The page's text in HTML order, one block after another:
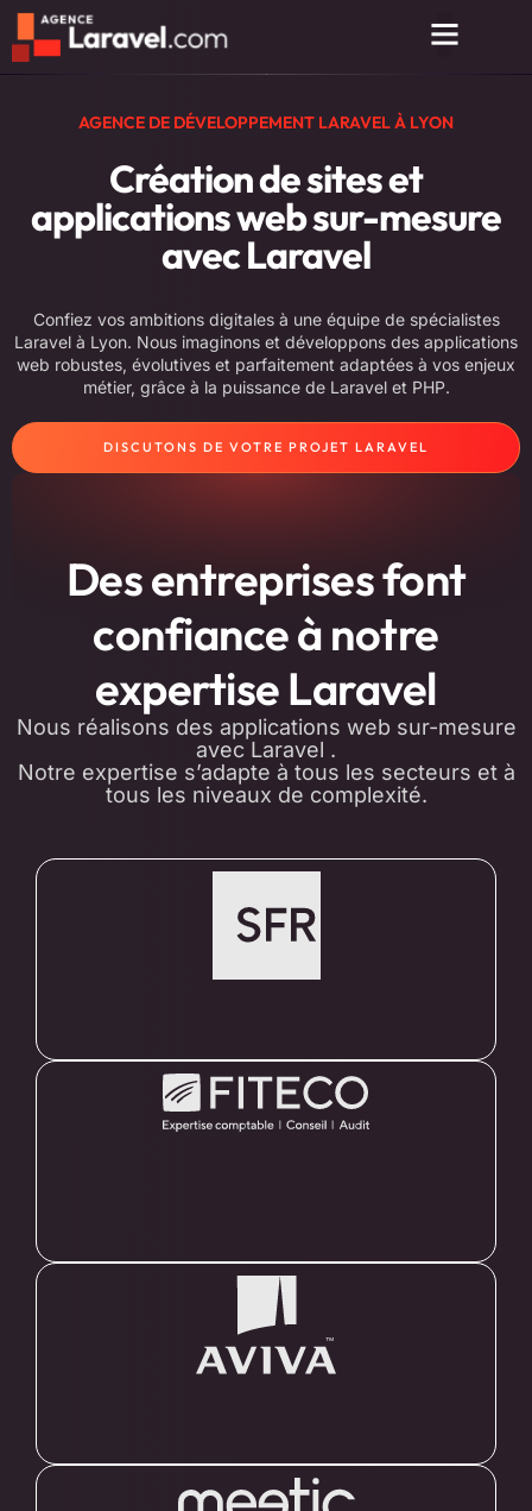
AGENCE DE DÉVELOPPEMENT LARAVEL À LYON
Création de sites et
applications web sur-mesure
avec Laravel
Confiez vos ambitions digitales à une équipe de spécialistes
Laravel à Lyon. Nous imaginons et développons des applications
web robustes, évolutives et parfaitement adaptées à vos enjeux
métier, grâce à la puissance de Laravel et PHP.
DISCUTONS DE VOTRE PROJET LARAVEL
Des entreprises font
confiance à notre
expertise Laravel
Nous réalisons des applications web sur-mesure
avec Laravel .
Notre expertise s’adapte à tous les secteurs et à
tous les niveaux de complexité.